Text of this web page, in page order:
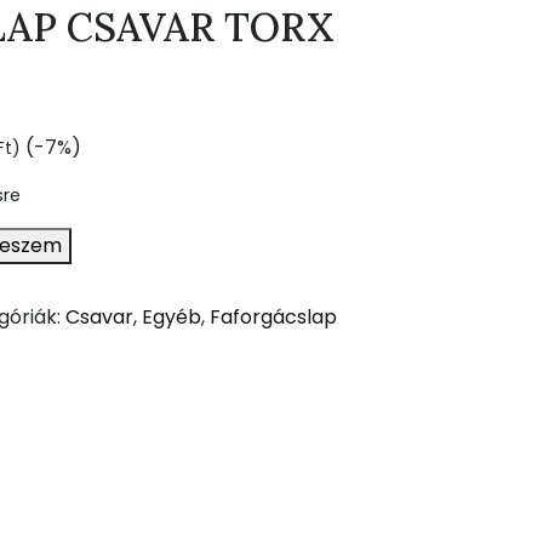
CSAVAR TORX
) (-7%)
Csavar, Egyéb, Faforgácslap